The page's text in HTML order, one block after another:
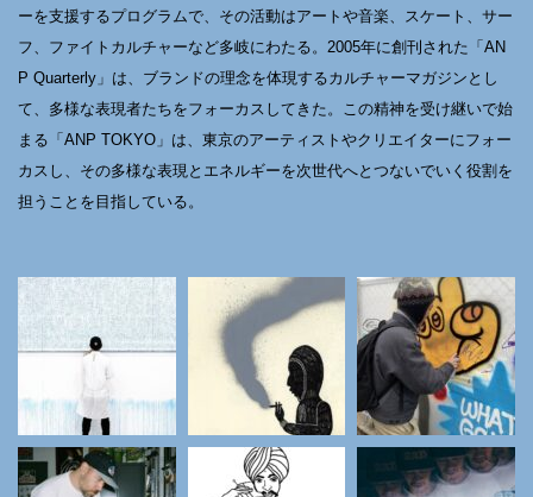
ーを支援するプログラムで、その活動はアートや音楽、スケート、サー
フ、ファイトカルチャーなど多岐にわたる。2005年に創刊された「AN
P Quarterly」は、ブランドの理念を体現するカルチャーマガジンとし
て、多様な表現者たちをフォーカスしてきた。この精神を受け継いで始
まる「ANP TOKYO」は、東京のアーティストやクリエイターにフォー
カスし、その多様な表現とエネルギーを次世代へとつないでいく役割を
担うことを目指している。